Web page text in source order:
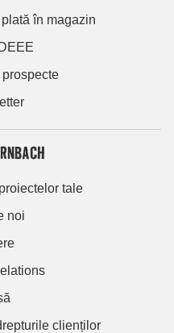
în magazin
tale
noi
clienților